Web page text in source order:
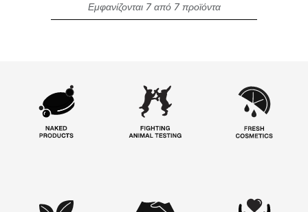
Εμφανίζονται 7 από 7 προϊόντα